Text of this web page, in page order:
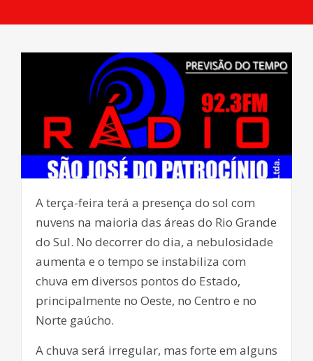
A terça-feira terá a presença do sol com
nuvens na maioria das áreas do Rio Grande
do Sul. No decorrer do dia, a nebulosidade
aumenta e o tempo se instabiliza com
chuva em diversos pontos do Estado,
principalmente no Oeste, no Centro e no
Norte gaúcho.
A chuva será irregular, mas forte em alguns